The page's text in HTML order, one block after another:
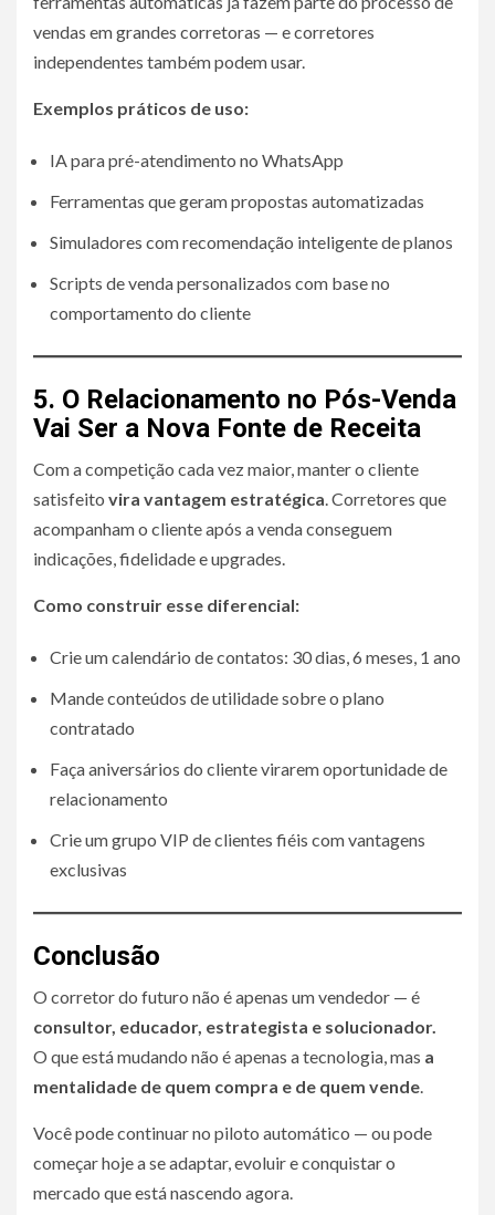
vendas em grandes corretoras — e corretores
independentes também podem usar.
Exemplos práticos de uso:
IA para pré-atendimento no WhatsApp
Ferramentas que geram propostas automatizadas
Simuladores com recomendação inteligente de planos
Scripts de venda personalizados com base no
comportamento do cliente
5. O Relacionamento no Pós-Venda
Vai Ser a Nova Fonte de Receita
Com a competição cada vez maior, manter o cliente
satisfeito vira vantagem estratégica . Corretores que
acompanham o cliente após a venda conseguem
indicações, fidelidade e upgrades.
Como construir esse diferencial:
Crie um calendário de contatos: 30 dias, 6 meses, 1 ano
Mande conteúdos de utilidade sobre o plano
contratado
Faça aniversários do cliente virarem oportunidade de
relacionamento
Crie um grupo VIP de clientes fiéis com vantagens
exclusivas
Conclusão
O corretor do futuro não é apenas um vendedor — é
consultor, educador, estrategista e solucionador.
O que está mudando não é apenas a tecnologia, mas a
mentalidade de quem compra e de quem vende
Você pode continuar no piloto automático — ou pode
começar hoje a se adaptar, evoluir e conquistar o
mercado que está nascendo agora.